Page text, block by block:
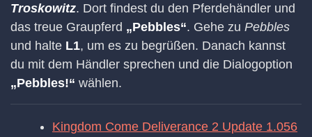
Troskowitz. Dort findest du den Pferdehändler und
das treue Graupferd „Pebbles“. Gehe zu Pebbles
und halte L1, um es zu begrüßen. Danach kannst
du mit dem Händler sprechen und die Dialogoption
„Pebbles!“ wählen.
Kingdom Come Deliverance 2 Update 1.056